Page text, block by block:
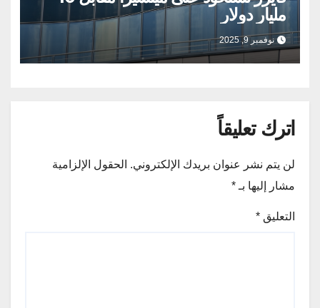
مليار دولار
نوفمبر 9, 2025
اترك تعليقاً
لن يتم نشر عنوان بريدك الإلكتروني. الحقول الإلزامية
مشار إليها بـ *
التعليق *